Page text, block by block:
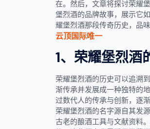
在。然后，文章将探讨荣耀
堡烈酒的品牌故事，展示它
耀堡烈酒那段传奇历史，品
云顶国际唯一
1、荣耀堡烈酒
荣耀堡烈酒的历史可以追溯
渐传承并发展成一种独特的
过数代人的传承与创新，逐
荣耀堡烈酒的名字源自其发
古老的酿酒工具与文献资料